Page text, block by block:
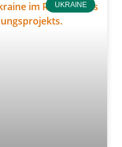
UKRAINE